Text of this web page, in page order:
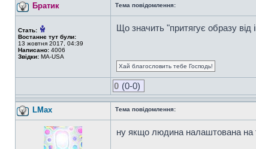
Братик Тема повідомлення:
Стать:
Востаннє тут були:
13 жовтня 2017, 04:39
Написано: 4006
Звідки: MA-USA
Що значить "притягує образу від
Хай благословить тебе Господь!
0 (0-0)
LMax Тема повідомлення:
ну якщо людина налаштована на